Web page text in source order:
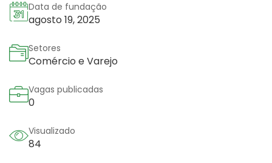
Data de fundação
agosto 19, 2025
Setores
Comércio e Varejo
Vagas publicadas
0
Visualizado
84